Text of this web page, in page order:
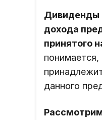
Дивиденды
дохода
принятого
данного